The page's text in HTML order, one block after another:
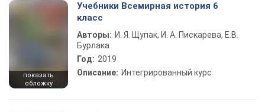
показать
обложку
Учебники Всемирная история 6
класс
Авторы: И. Я. Щупак, И. А. Пискарева, Е.В.
Бурлака
Год: 2019
Описание: Интегрированный курс